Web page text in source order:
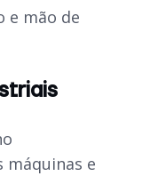
e mão de
máquinas e